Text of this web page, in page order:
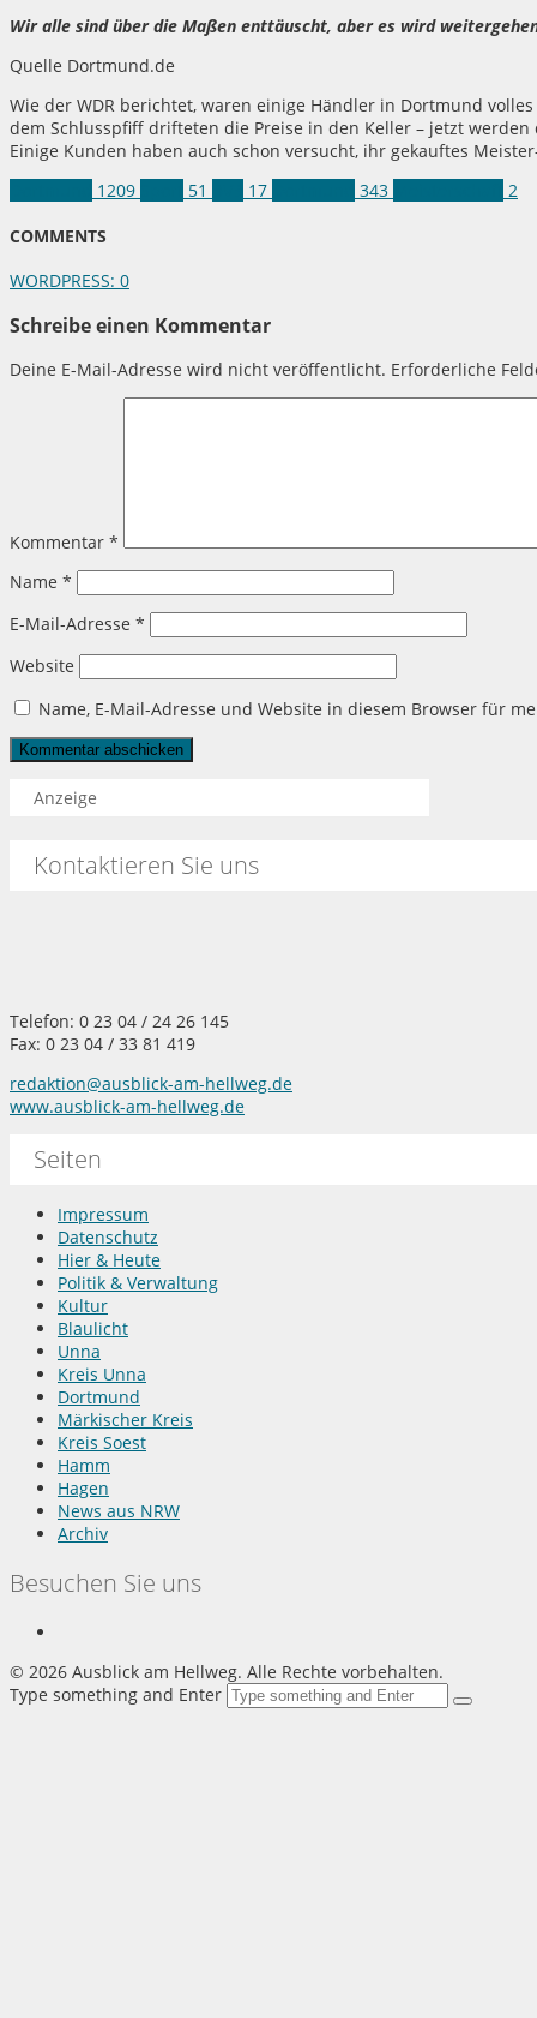
Wir alle sind über die Maßen enttäuscht, aber es wird
Quelle Dortmund.de
Wie der WDR berichtet, waren einige Händler in Dortmund
dem Schlusspfiff drifteten die Preise in den Keller – jetzt
Einige Kunden haben auch schon versucht, ihr gekauftes
1209 51 17 343
2
COMMENTS
WORDPRESS: 0
Schreibe einen Kommentar
Deine E-Mail-Adresse wird nicht veröffentlicht. Erforderliche
Kommentar *
Name *
E-Mail-Adresse *
Website
Name, E-Mail-Adresse und Website in diesem Browser für
Anzeige
Kontaktieren Sie uns
Telefon: 0 23 04 / 24 26 145
Fax: 0 23 04 / 33 81 419
redaktion@ausblick-am-hellweg.de
www.ausblick-am-hellweg.de
Seiten
Impressum
Datenschutz
Hier & Heute
Politik & Verwaltung
Kultur
Blaulicht
Unna
Kreis Unna
Dortmund
Märkischer Kreis
Kreis Soest
Hamm
Hagen
News aus NRW
Archiv
Besuchen Sie uns
© 2026 Ausblick am Hellweg. Alle Rechte vorbehalten.
Type something and Enter